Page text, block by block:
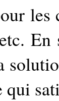
qui